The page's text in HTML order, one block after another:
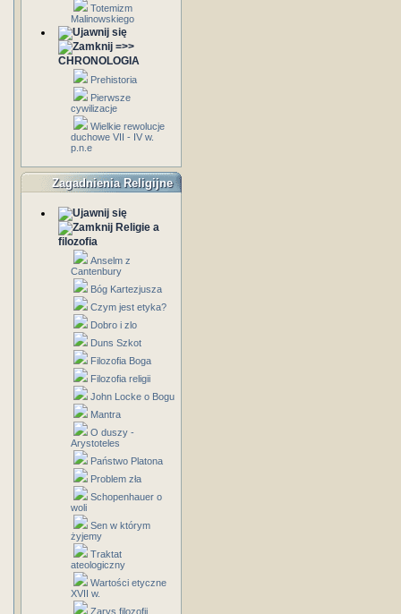
Totemizm
Malinowskiego
=>>
CHRONOLOGIA
Prehistoria
Pierwsze
cywilizacje
Wielkie rewolucje
duchowe VII - IV w.
p.n.e
Zagadnienia Religijne
Religie a
filozofia
Anselm z
Cantenbury
Bóg Kartezjusza
Czym jest etyka?
Dobro i zlo
Duns Szkot
Filozofia Boga
Filozofia religii
John Locke o Bogu
Mantra
O duszy -
Arystoteles
Państwo Platona
Problem zła
Schopenhauer o
woli
Sen w którym
żyjemy
Traktat
ateologiczny
Wartości etyczne
XVII w.
Zarys filozofii